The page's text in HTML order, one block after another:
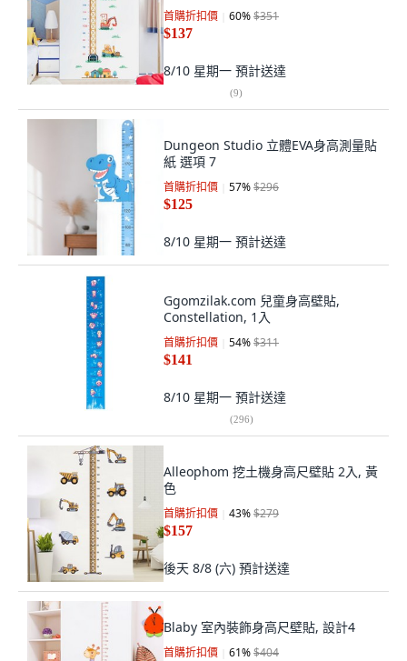
首購折扣價 60%$351
$137
8/10 星期一 預計送達
(9)
Dungeon Studio 立體EVA身高測量貼
紙 選項 7
首購折扣價 57%$296
$125
8/10 星期一 預計送達
Ggomzilak.com 兒童身高壁貼,
Constellation, 1入
首購折扣價 54%$311
$141
8/10 星期一 預計送達
(296)
Alleophom 挖土機身高尺壁貼 2入, 黃
色
首購折扣價 43%$279
$157
後天 8/8 (六) 預計送達
Blaby 室內裝飾身高尺壁貼, 設計4
首購折扣價 61%$404